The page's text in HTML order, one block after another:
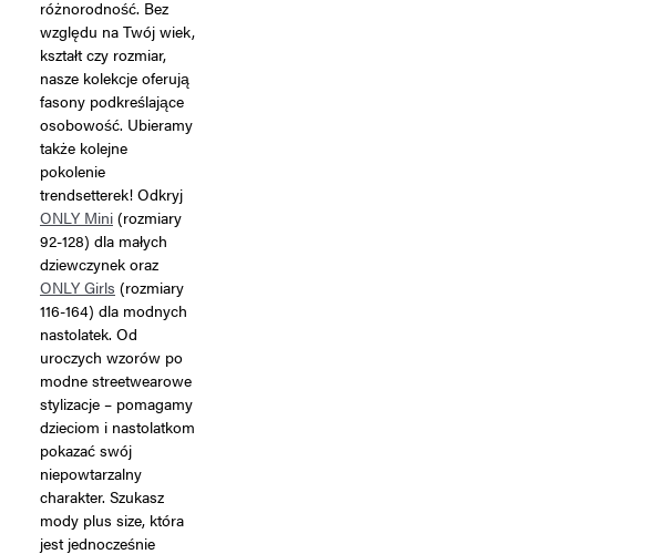
różnorodność. Bez
względu na Twój wiek,
kształt czy rozmiar,
nasze kolekcje oferują
fasony podkreślające
osobowość. Ubieramy
także kolejne
pokolenie
trendsetterek! Odkryj
ONLY Mini (rozmiary
92-128) dla małych
dziewczynek oraz
ONLY Girls (rozmiary
116-164) dla modnych
nastolatek. Od
uroczych wzorów po
modne streetwearowe
stylizacje – pomagamy
dzieciom i nastolatkom
pokazać swój
niepowtarzalny
charakter. Szukasz
mody plus size, która
jest jednocześnie